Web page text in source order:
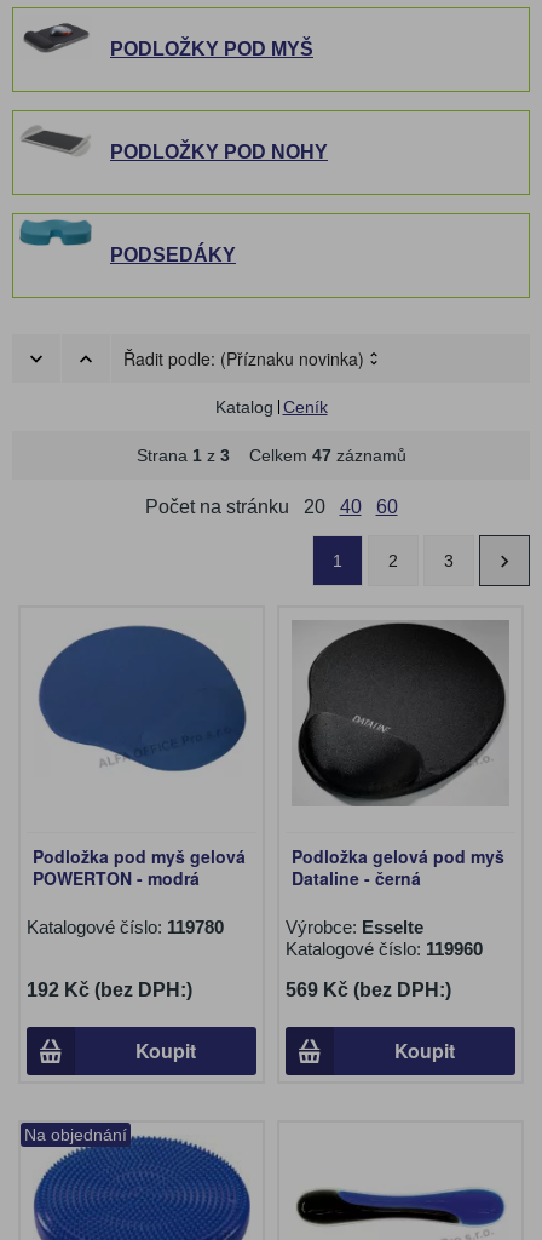
PODLOŽKY POD MYŠ
PODLOŽKY POD NOHY
PODSEDÁKY
Řadit podle: (Příznaku novinka)
Katalog Ceník
Strana 1z 3Celkem 47záznamů
Počet na stránku 20 40 60
1 2 3
Podložka pod myš gelová
POWERTON - modrá
Katalogové číslo: 119780
192 Kč (bez DPH:)
Koupit
Podložka gelová pod myš
Dataline - černá
Výrobce: Esselte
Katalogové číslo: 119960
569 Kč (bez DPH:)
Koupit
Na objednání